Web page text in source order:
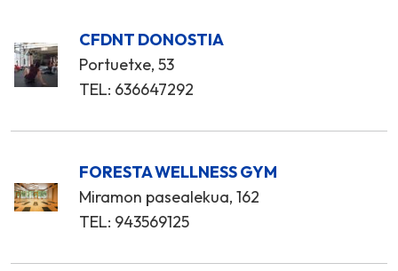
CFDNT DONOSTIA
Portuetxe, 53
TEL: 636647292
FORESTA WELLNESS GYM
Miramon pasealekua, 162
TEL: 943569125